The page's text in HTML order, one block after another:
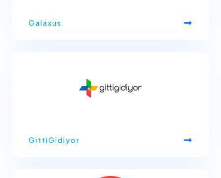
Galaxus
GittiGidiyor